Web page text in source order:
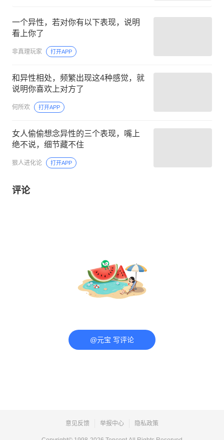
一个异性，若对你有以下表现，说明
看上你了
非真理玩家 打开APP
和异性相处，频繁出现这4种感觉，就
说明你喜欢上对方了
何所欢 打开APP
女人偷偷想念异性的三个表现，嘴上
绝不说，细节藏不住
狠人进化论 打开APP
评论
@元宝 写评论
意见反馈 举报中心 隐私政策